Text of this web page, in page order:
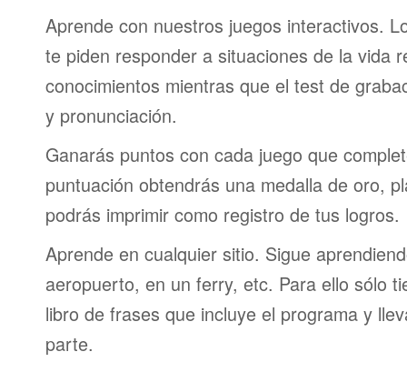
Aprende con nuestros juegos interactivos.
te piden responder a situaciones de la vida
conocimientos mientras que el test de
y pronunciación.
Ganarás puntos con cada juego que
puntuación obtendrás una medalla de oro,
podrás imprimir como registro de tus logros.
Aprende en cualquier sitio. Sigue
aeropuerto, en un ferry, etc. Para ello sólo
libro de frases que incluye el programa y
parte.